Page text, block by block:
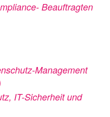
Beauftragten
Management
IT-Sicherheit und